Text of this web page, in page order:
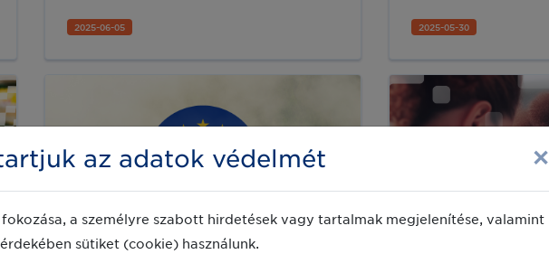
2025-06-05 2025-05-30
az adatok védelmét ×
a személyre szabott hirdetések vagy tartalmak megjelenítése, valamint
sütiket (cookie) használunk.